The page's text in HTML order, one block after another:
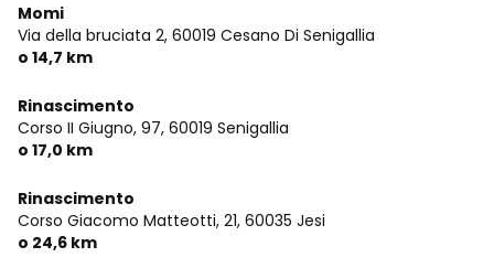
Momi
Via della bruciata 2, 60019 Cesano Di Senigallia
o 14,7 km
Rinascimento
Corso II Giugno, 97, 60019 Senigallia
o 17,0 km
Rinascimento
Corso Giacomo Matteotti, 21, 60035 Jesi
o 24,6 km